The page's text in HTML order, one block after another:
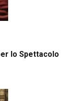
lo Spettacolo